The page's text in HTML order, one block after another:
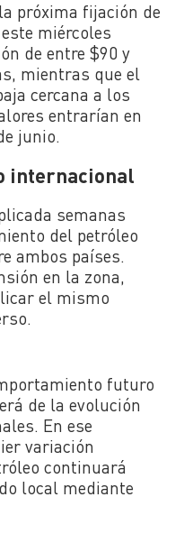
próxima fijación de
miércoles
de entre $90 y
mientras que el
cercana a los
entrarían en
junio.
internacional
semanas
del petróleo
ambos países.
en la zona,
el mismo
futuro
de la evolución
En ese
variación
continuará
local mediante